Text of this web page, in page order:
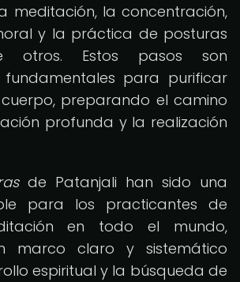
meditación, la concentración,
y la práctica de posturas
otros. Estos pasos son
fundamentales para purificar
preparando el camino
profunda y la realización
de Patanjali han sido una
para los practicantes de
en todo el mundo,
marco claro y sistemático
espiritual y la búsqueda de